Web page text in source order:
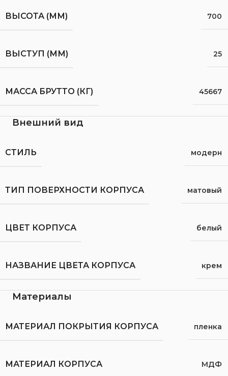
ВЫСОТА (ММ) 700
ВЫСТУП (ММ) 25
МАССА БРУТТО (КГ) 45667
Внешний вид
СТИЛЬ модерн
ТИП ПОВЕРХНОСТИ КОРПУСА матовый
ЦВЕТ КОРПУСА белый
НАЗВАНИЕ ЦВЕТА КОРПУСА крем
Материалы
МАТЕРИАЛ ПОКРЫТИЯ КОРПУСА пленка
МАТЕРИАЛ КОРПУСА МДФ